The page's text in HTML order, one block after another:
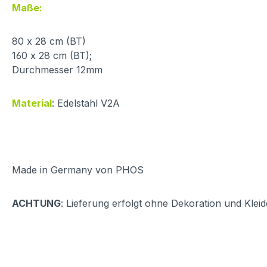
Maße:
80 x 28 cm (BT)
160 x 28 cm (BT);
Durchmesser 12mm
Material: Edelstahl V2A
Made in Germany von PHOS
ACHTUNG: Lieferung erfolgt ohne Dekoration und